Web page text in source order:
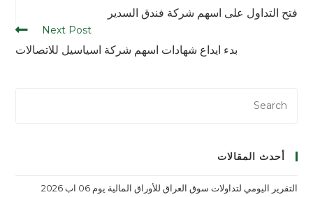
فتح التداول على اسهم شركة فندق السدير
Next Post
بدء ايداع شهادات اسهم شركة اسياسيل للاتصالات
أحدث المقالات
التقرير اليومي لتداولات سوق العراق للأوراق المالية يوم 06 اب 2026